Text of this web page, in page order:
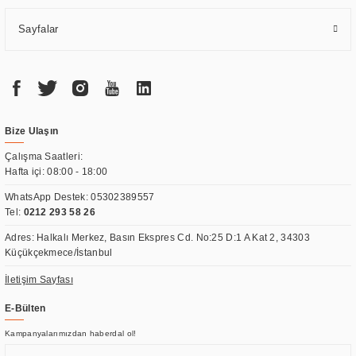
Sayfalar
Bize Ulaşın
Çalışma Saatleri:
Hafta içi: 08:00 - 18:00
WhatsApp Destek:05302389557
Tel: 0212 293 58 26
Adres: Halkalı Merkez, Basın Ekspres Cd. No:25 D:1 A Kat 2, 34303
Küçükçekmece/İstanbul
İletişim Sayfası
E-Bülten
Kampanyalarımızdan haberdal ol!